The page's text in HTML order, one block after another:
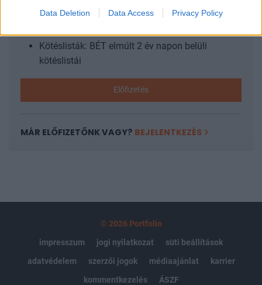
Data Deletion Data Access Privacy Policy
Az előfizetés a következőket tartalmazza:
Kötéslisták: BÉT elmúlt 2 év napon belüli
kötéslistái
Előfizetés
MÁR ELŐFIZETŐNK VAGY? BEJELENTKEZÉS
© 2026 Portfolio
impresszum
jogi nyilatkozat
süti beállítások
adatvédelem
szerzői jogok médiaajánlat
karrier
kommentkezelés
ÁSZF